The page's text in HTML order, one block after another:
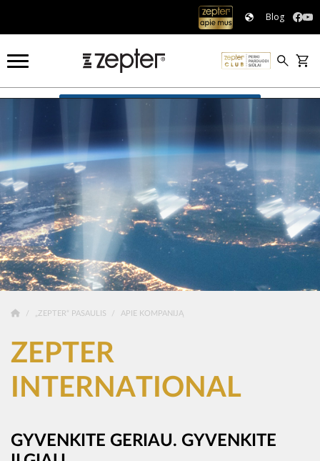
Blog
APIE KOMPANIJĄ
„ZEPTER“ PASAULIS APIE KOMPANIJĄ
ZEPTER
INTERNATIONAL
GYVENKITE GERIAU. GYVENKITE